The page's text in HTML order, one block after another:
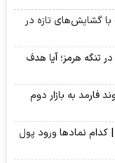
گشایش‌های تازه در
کلید گشایش در تنگه هرمز؛ آیا هدف
فارمد به بازار دوم
ترین‌های بورس چهارشنبه ۱۴ مردادماه ۱۴۰۵ | کدام نماد‌ها ورود پول